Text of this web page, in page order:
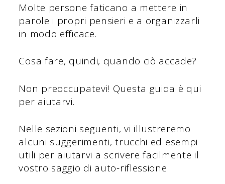
Molte persone faticano a mettere in
parole i propri pensieri e a organizzarli
in modo efficace.
Cosa fare, quindi, quando ciò accade?
Non preoccupatevi! Questa guida è qui
per aiutarvi.
Nelle sezioni seguenti, vi illustreremo
alcuni suggerimenti, trucchi ed esempi
utili per aiutarvi a scrivere facilmente il
vostro saggio di auto-riflessione.